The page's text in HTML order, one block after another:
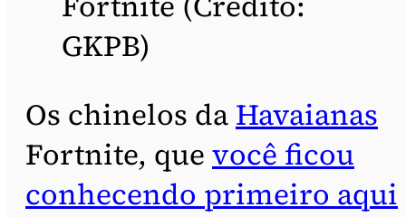
GKPB)
Os chinelos da Havaianas
Fortnite, que você ficou
conhecendo primeiro aqui